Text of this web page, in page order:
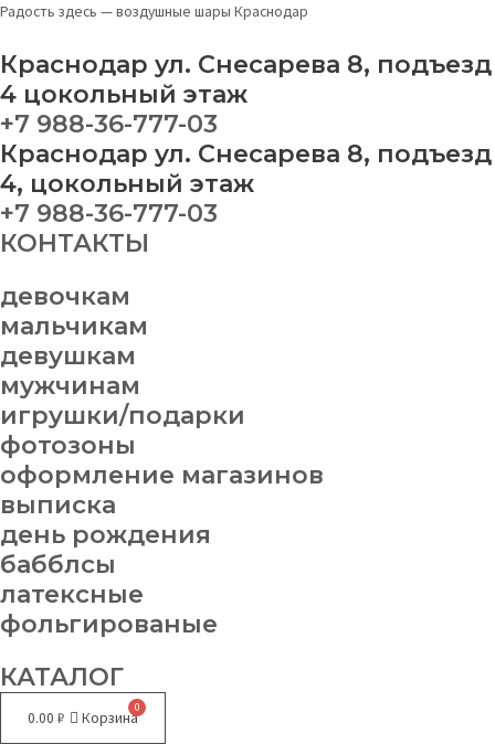
Перейти
содержимому
Радость здесь — воздушные шары Краснодар
Краснодар ул. Снесарева 8, подъезд
4 цокольный этаж
+7 988-36-777-03
Краснодар ул. Снесарева 8, подъезд
4, цокольный этаж
+7 988-36-777-03
КОНТАКТЫ
девочкам
мальчикам
девушкам
мужчинам
игрушки/подарки
фотозоны
оформление магазинов
выписка
день рождения
бабблсы
латексные
фольгированые
КАТАЛОГ
0.00 ₽ Корзина
Набор
№
200
quantity